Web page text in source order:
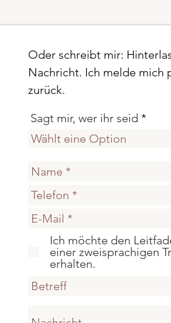
Oder schreibt mir:
Nachricht. Ich melde mich
zurück.
Sagt mir, wer ihr seid
Ich möchte den
einer zweisprachigen
erhalten.